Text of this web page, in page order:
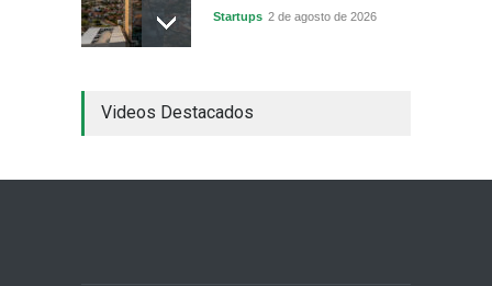
Startups 2 de agosto de 2026
industrial y el golpe puede
Sin Categoría 1 de agosto de 2026
Videos Destacados